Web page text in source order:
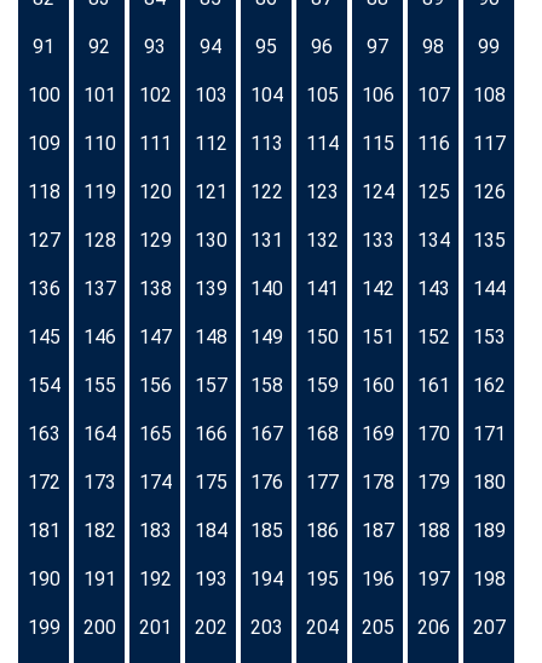
91 92 93 94 95 96 97 98 99
100 101 102 103 104 105 106 107 108
109 110 111 112 113 114 115 116 117
118 119 120 121 122 123 124 125 126
127 128 129 130 131 132 133 134 135
136 137 138 139 140 141 142 143 144
145 146 147 148 149 150 151 152 153
154 155 156 157 158 159 160 161 162
163 164 165 166 167 168 169 170 171
172 173 174 175 176 177 178 179 180
181 182 183 184 185 186 187 188 189
190 191 192 193 194 195 196 197 198
199 200 201 202 203 204 205 206 207